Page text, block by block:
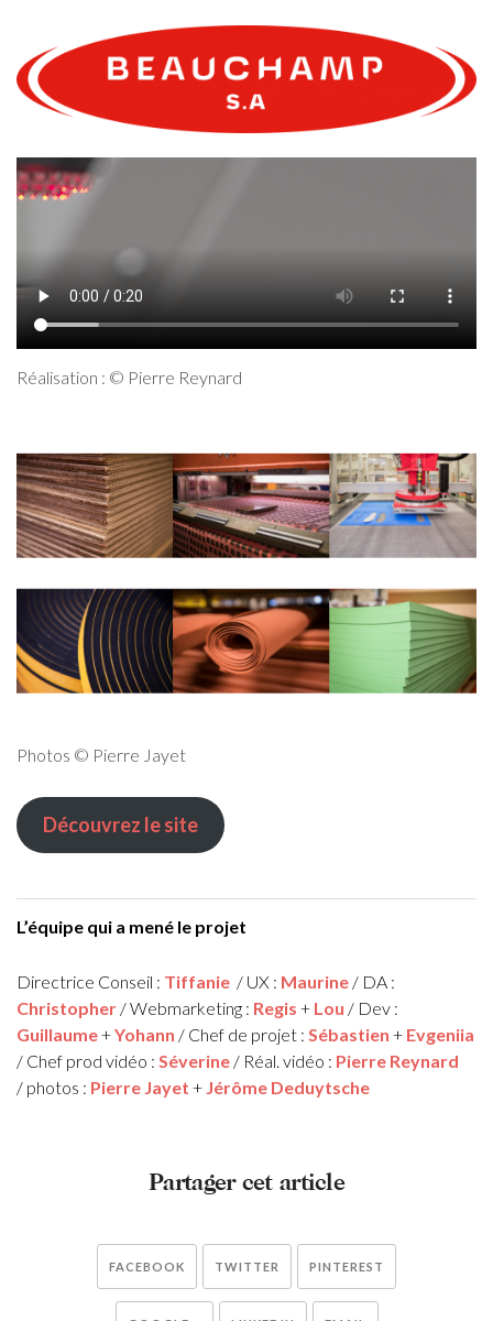
Réalisation : © Pierre Reynard
Photos © Pierre Jayet
Découvrez le site
L’équipe qui a mené le projet
Directrice Conseil : Tiffanie / UX : Maurine / DA :
Christopher / Webmarketing : Regis + Lou / Dev :
Guillaume+Yohann / Chef de projet : Sébastien + Evgeniia
/ Chef prod vidéo : Séverine / Réal. vidéo : Pierre Reynard
/ photos : Pierre Jayet + Jérôme Deduytsche
Partager cet article
FACEBOOK TWITTER PINTEREST